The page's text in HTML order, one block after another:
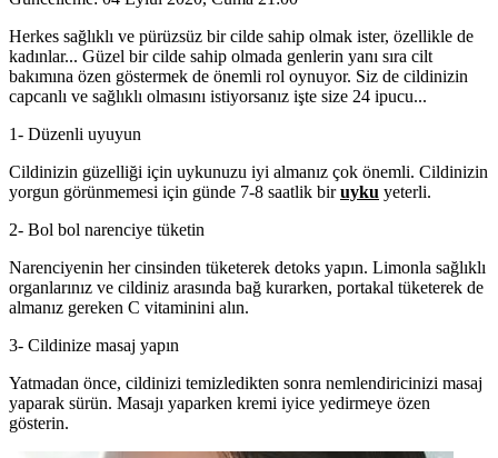
Herkes sağlıklı ve pürüzsüz bir cilde sahip olmak ister, özellikle de
kadınlar... Güzel bir cilde sahip olmada genlerin yanı sıra cilt
bakımına özen göstermek de önemli rol oynuyor. Siz de cildinizin
capcanlı ve sağlıklı olmasını istiyorsanız işte size 24 ipucu...
1- Düzenli uyuyun
Cildinizin güzelliği için uykunuzu iyi almanız çok önemli. Cildinizin
yorgun görünmemesi için günde 7-8 saatlik biruyku yeterli.
2- Bol bol narenciye tüketin
Narenciyenin her cinsinden tüketerek detoks yapın. Limonla sağlıklı
organlarınız ve cildiniz arasında bağ kurarken, portakal tüketerek de
almanız gereken C vitaminini alın.
3- Cildinize masaj yapın
Yatmadan önce, cildinizi temizledikten sonra nemlendiricinizi masaj
yaparak sürün. Masajı yaparken kremi iyice yedirmeye özen
gösterin.